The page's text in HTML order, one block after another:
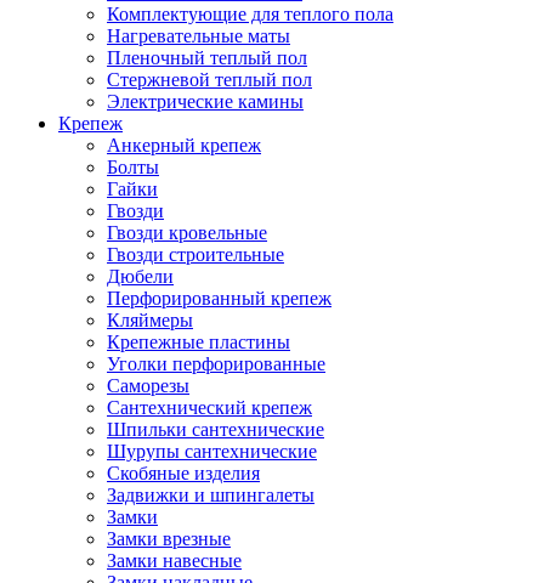
Комплектующие для теплого пола
Нагревательные маты
Пленочный теплый пол
Стержневой теплый пол
Электрические камины
Крепеж
Анкерный крепеж
Болты
Гайки
Гвозди
Гвозди кровельные
Гвозди строительные
Дюбели
Перфорированный крепеж
Кляймеры
Крепежные пластины
Уголки перфорированные
Саморезы
Сантехнический крепеж
Шпильки сантехнические
Шурупы сантехнические
Скобяные изделия
Задвижки и шпингалеты
Замки
Замки врезные
Замки навесные